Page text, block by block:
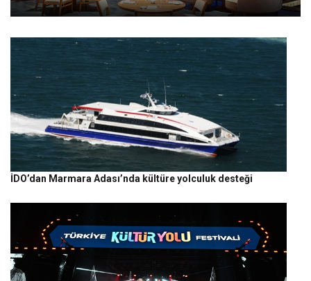
İDO’dan Marmara Adası’nda kültüre yolculuk desteği